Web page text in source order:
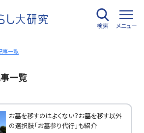
検索 メニュー
事一覧
一覧
お墓を移すのはよくない？お墓を移す以外
の選択肢「お墓参り代行」も紹介